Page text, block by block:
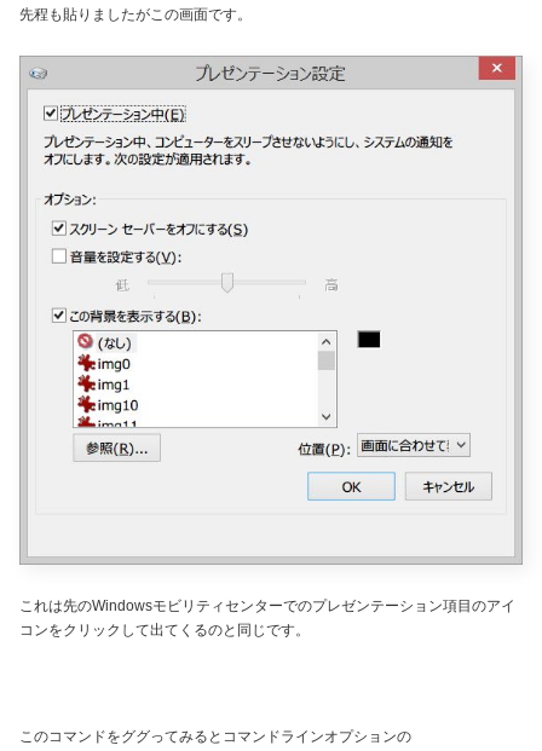
先程も貼りましたがこの画面です。
これは先のWindowsモビリティセンターでのプレゼンテーション項目のアイ
コンをクリックして出てくるのと同じです。
このコマンドをググってみるとコマンドラインオプションの